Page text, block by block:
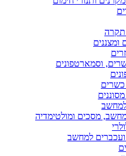
תקרה
ומצננים
וסמארטפונים
כשרים
למחשב
מסכים ומולטימדיה
למחשב